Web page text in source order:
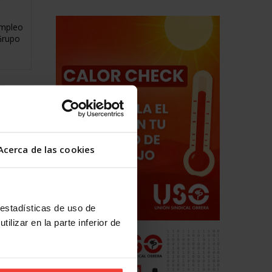
de las cookies
de uso de
en la parte inferior de